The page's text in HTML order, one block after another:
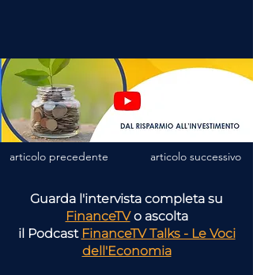
articolo precedente articolo successivo
Guarda l'intervista completa su
FinanceTVo ascolta
il Podcast FinanceTV Talks - Le Voci
dell'Economia